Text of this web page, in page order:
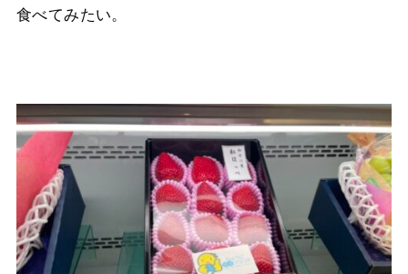
食べてみたい。